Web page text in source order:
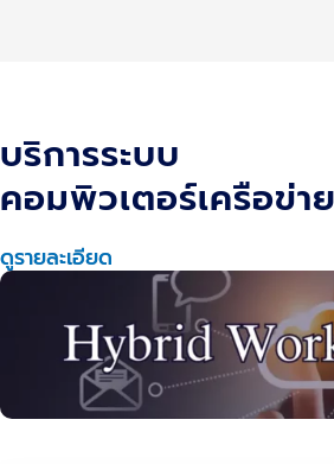
บริการระบบ
คอมพิวเตอร์เครือข่าย
ดูรายละเอียด